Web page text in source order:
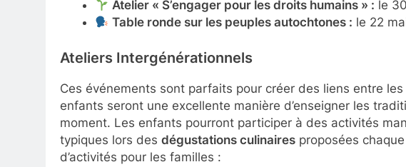
Atelier « S’engager pour les droits humains » : le
Table ronde sur les peuples autochtones : le 22
Ateliers Intergénérationnels
Ces événements sont parfaits pour créer des liens entre
enfants seront une excellente manière d’enseigner les
moment. Les enfants pourront participer à des activités
typiques lors des dégustations culinaires proposées
d’activités pour les familles :